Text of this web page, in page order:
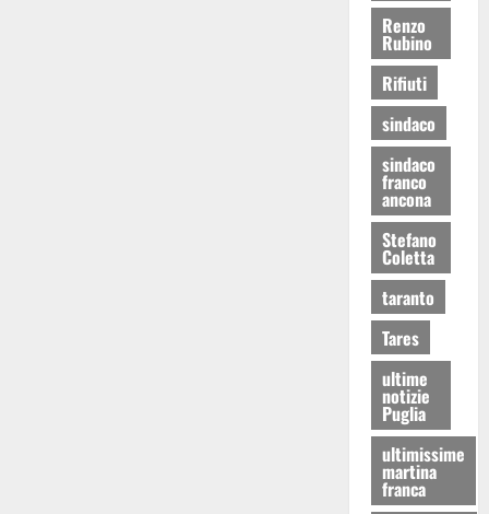
Renzo
Rubino
Rifiuti
sindaco
sindaco
franco
ancona
Stefano
Coletta
taranto
Tares
ultime
notizie
Puglia
ultimissime
martina
franca